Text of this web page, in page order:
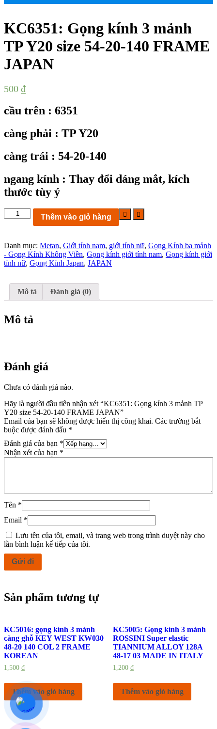
KC6351: Gọng kính 3 mảnh
TP Y20 size 54-20-140 FRAME
JAPAN
500 ₫
cầu trên : 6351
càng phải : TP Y20
càng trái : 54-20-140
ngang kính : Thay đổi dáng mắt, kích
thước tùy ý
KC6351:
Gọng
mảnh
TP
Y20
54-
140
JAPAN
số
Thêm vào giỏ hàng
Danh mục: Metan, Giới tính nam, giới tính nữ, Gọng Kính ba mảnh
- Gọng Kính Không Viền, Gọng kính giới tính nam, Gọng kính giới
tính nữ, Gọng Kính Japan, JAPAN
Mô tả Đánh giá (0)
Mô tả
Đánh giá
Chưa có đánh giá nào.
Hãy là người đầu tiên nhận xét “KC6351: Gọng kính 3 mảnh TP
Y20 size 54-20-140 FRAME JAPAN”
Email của bạn sẽ không được hiển thị công khai. Các trường bắt
buộc được đánh dấu *
Đánh giá của bạn *
Nhận xét của bạn *
Tên *
Email *
Lưu tên của tôi, email, và trang web trong trình duyệt này cho
lần bình luận kế tiếp của tôi.
Sản phẩm tương tự
KC5016: gọng kính 3 mảnh
càng ghỗ KEY WEST KW030
48-20 140 COL 2 FRAME
KOREAN
1,500 ₫
Thêm vào giỏ hàng
KC5005: Gọng kính 3 mảnh
ROSSINI Super elastic
TIANNIUM ALLOY 128A
48-17 03 MADE IN ITALY
1,200 ₫
Thêm vào giỏ hàng